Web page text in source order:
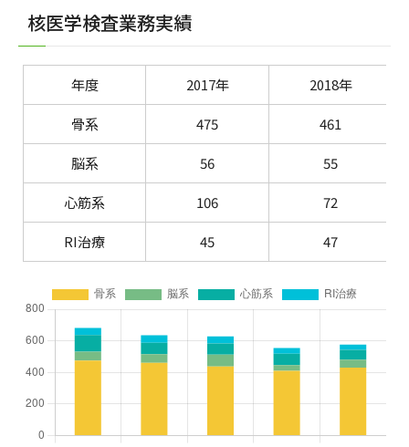
核医学検査業務実績
年度 2017年 2018年
骨系 475 461
脳系 56 55
心筋系 106 72
RI治療 45 47